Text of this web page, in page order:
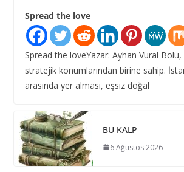
Spread the love
Spread the loveYazar: Ayhan Vural Bolu,
stratejik konumlarından birine sahip.
arasında yer alması, eşsiz doğal
BU KALP
6 Ağustos 2026